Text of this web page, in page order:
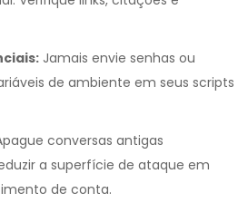
Jamais envie senhas ou
de ambiente em seus scripts
conversas antigas
a superfície de ataque em
de conta.